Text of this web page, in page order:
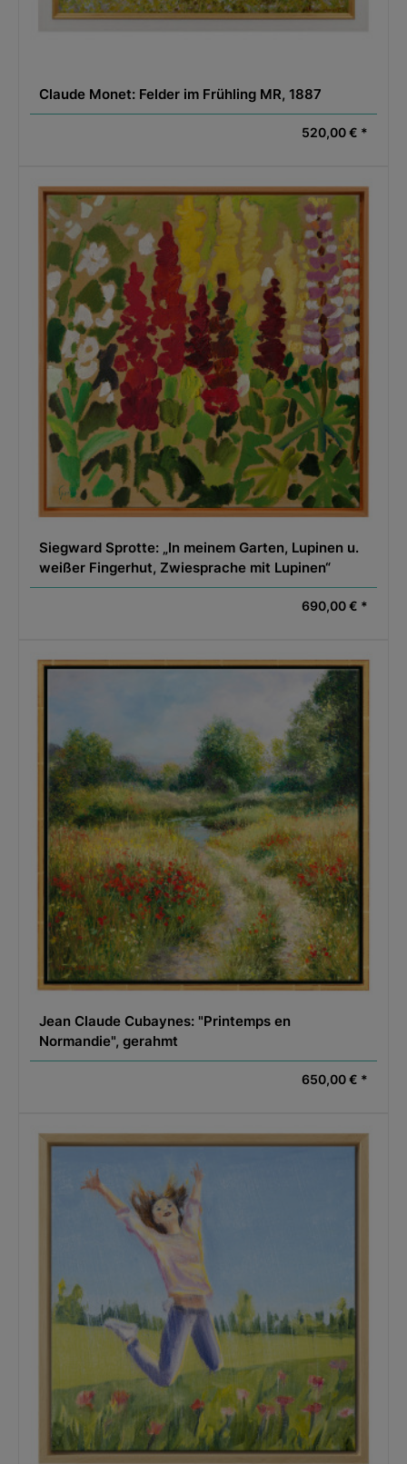
Claude Monet: Felder im Frühling MR, 1887
520,00 € *
Siegward Sprotte: „In meinem Garten, Lupinen u.
weißer Fingerhut, Zwiesprache mit Lupinen“
690,00 € *
Jean Claude Cubaynes: "Printemps en
Normandie", gerahmt
650,00 € *